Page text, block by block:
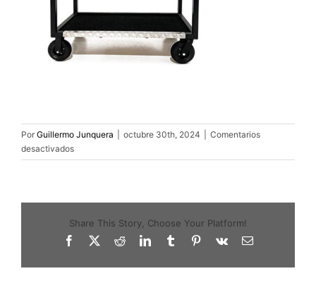
Por Guillermo Junquera octubre 30th, 2024
Comentarios
desactivadosen
carro
Share This Story, Choose Your Platform!
Facebook
X RedditLinkedInTumblrPinterest
Vk
Correo